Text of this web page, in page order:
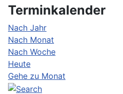
Terminkalender
Nach Jahr
Nach Monat
Nach Woche
Heute
Gehe zu Monat